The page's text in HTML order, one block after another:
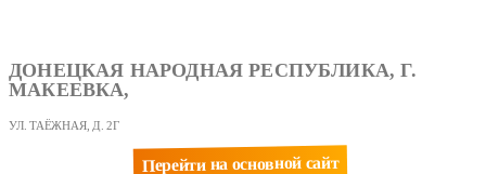
ДОНЕЦКАЯ НАРОДНАЯ РЕСПУБЛИКА, Г.
МАКЕЕВКА,
УЛ. ТАЁЖНАЯ, Д. 2Г
Перейти на основной сайт